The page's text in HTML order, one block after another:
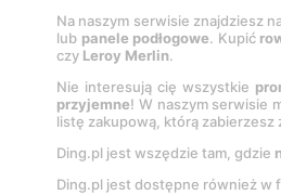
Na naszym serwisie znajdziesz
lub panele podłogowe. Kupić
czy Leroy Merlin.
Nie interesują cię wszystkie
przyjemne! W naszym serwisie
listę zakupową, którą zabierzesz
Ding.pl jest wszędzie tam, gdzie
Ding.pl jest dostępne również w